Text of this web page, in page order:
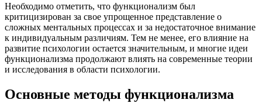
Необходимо отметить, что функционализм был
критицизирован за свое упрощенное представление о
сложных ментальных процессах и за недостаточное внимание
к индивидуальным различиям. Тем не менее, его влияние на
развитие психологии остается значительным, и многие идеи
функционализма продолжают влиять на современные теории
и исследования в области психологии.
Основные методы функционализма